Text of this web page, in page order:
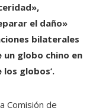
el daño»
bilaterales
globo chino en
los globos’.
Comisión de